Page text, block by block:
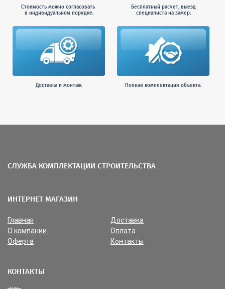
Стоимость можно согласовать
в индивидуальном порядке.
Бесплатный расчет, выезд
специалиста на замер.
Доставка и монтаж. Полная комплектация объекта.
СЛУЖБА КОМПЛЕКТАЦИИ СТРОИТЕЛЬСТВА
ИНТЕРНЕТ МАГАЗИН
Главная
Доставка
О компании
Оплата
Оферта
Контакты
КОНТАКТЫ